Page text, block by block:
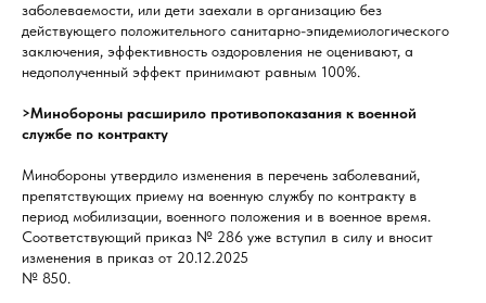
заболеваемости, или дети заехали в организацию без
действующего положительного санитарно-эпидемиологического
заключения, эффективность оздоровления не оценивают, а
недополученный эффект принимают равным 100%.
>Минобороны расширило противопоказания к военной
службе по контракту
Минобороны утвердило изменения в перечень заболеваний,
препятствующих приему на военную службу по контракту в
период мобилизации, военного положения и в военное время.
Соответствующий приказ № 286 уже вступил в силу и вносит
изменения в приказ от 20.12.2025
№ 850.